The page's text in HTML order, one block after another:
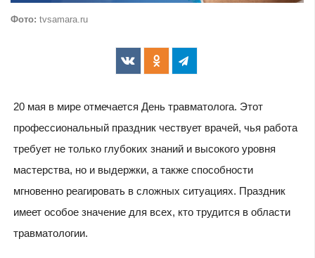
Фото: tvsamara.ru
20 мая в мире отмечается День травматолога. Этот
профессиональный праздник чествует врачей, чья работа
требует не только глубоких знаний и высокого уровня
мастерства, но и выдержки, а также способности
мгновенно реагировать в сложных ситуациях. Праздник
имеет особое значение для всех, кто трудится в области
травматологии.